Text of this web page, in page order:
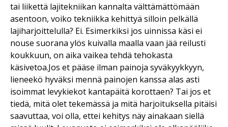
tai liikettä lajitekniikan kannalta välttämättömään
asentoon, voiko tekniikka kehittyä silloin pelkällä
lajiharjoittelulla? Ei. Esimerkiksi jos uinnissa käsi ei
nouse suorana ylös kuivalla maalla vaan jää reilusti
koukkuun, on aika vaikea tehdä tehokasta
käsivetoa.Jos et pääse ilman painoja syväkyykkyyn,
lieneekö hyväksi mennä painojen kanssa alas asti
isoimmat levykiekot kantapäitä korottaen? Tai jos et
tiedä, mitä olet tekemässä ja mitä harjoituksella pitäisi
saavuttaa, voi olla, ettei kehitys näy ainakaan siellä